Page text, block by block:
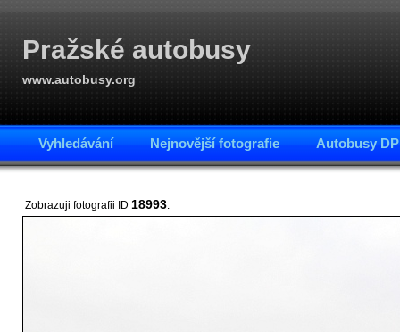
Pražské autobusy
www.autobusy.org
Vyhledávání Nejnovější fotografie Autobusy
Zobrazuji fotografii ID 18993.